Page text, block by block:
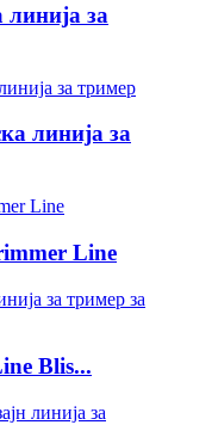
за
линија за
Line
Blis...